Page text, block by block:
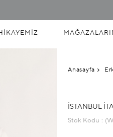
Anasayfa
İSTANBUL
Stok Kodu